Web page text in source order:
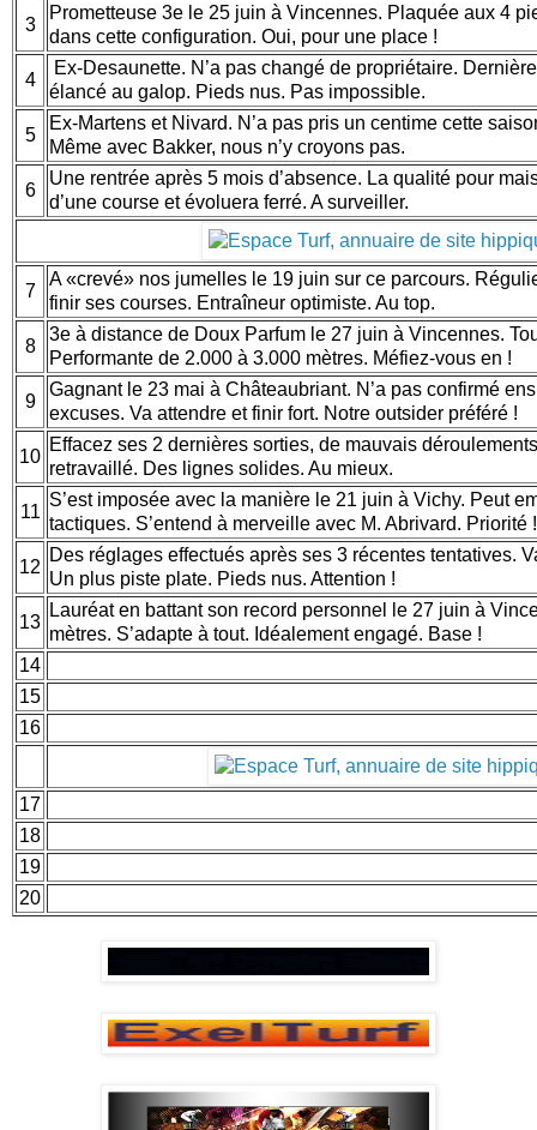
3
Prometteuse 3e le 25 juin à Vincennes. Plaquée aux 4
dans cette configuration. Oui, pour une place !
4
Ex-Desaunette. N’a pas changé de propriétaire.
élancé au galop. Pieds nus. Pas impossible.
5
Ex-Martens et Nivard. N’a pas pris un centime cette
Même avec Bakker, nous n’y croyons pas.
6
Une rentrée après 5 mois d’absence. La qualité pour
d’une course et évoluera ferré. A surveiller.
7
A «crevé» nos jumelles le 19 juin sur ce parcours.
finir ses courses. Entraîneur optimiste. Au top.
8
3e à distance de Doux Parfum le 27 juin à Vincennes.
Performante de 2.000 à 3.000 mètres. Méfiez-vous en !
9
Gagnant le 23 mai à Châteaubriant. N’a pas confirmé
excuses. Va attendre et finir fort. Notre outsider préféré !
10
Effacez ses 2 dernières sorties, de mauvais
retravaillé. Des lignes solides. Au mieux.
11
S’est imposée avec la manière le 21 juin à Vichy. Peut
tactiques. S’entend à merveille avec M. Abrivard. Priorité
12
Des réglages effectués après ses 3 récentes tentatives.
Un plus piste plate. Pieds nus. Attention !
13
Lauréat en battant son record personnel le 27 juin à
mètres. S’adapte à tout. Idéalement engagé. Base !
14
15
16
17
18
19
20